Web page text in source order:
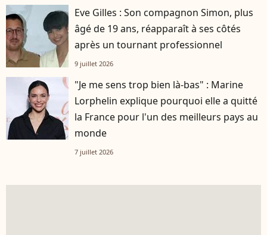
Eve Gilles : Son compagnon Simon, plus
âgé de 19 ans, réapparaît à ses côtés
après un tournant professionnel
9 juillet 2026
"Je me sens trop bien là-bas" : Marine
Lorphelin explique pourquoi elle a quitté
la France pour l'un des meilleurs pays au
monde
7 juillet 2026